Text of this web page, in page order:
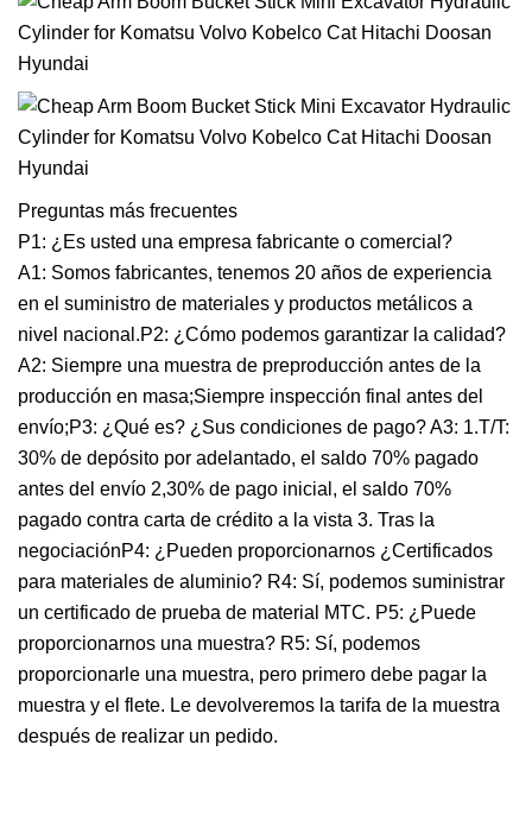
Preguntas más frecuentes
P1: ¿Es usted una empresa fabricante o comercial?
A1: Somos fabricantes, tenemos 20 años de experiencia
en el suministro de materiales y productos metálicos a
nivel nacional.P2: ¿Cómo podemos garantizar la calidad?
A2: Siempre una muestra de preproducción antes de la
producción en masa;Siempre inspección final antes del
envío;P3: ¿Qué es? ¿Sus condiciones de pago? A3: 1.T/T:
30% de depósito por adelantado, el saldo 70% pagado
antes del envío 2,30% de pago inicial, el saldo 70%
pagado contra carta de crédito a la vista 3. Tras la
negociaciónP4: ¿Pueden proporcionarnos ¿Certificados
para materiales de aluminio? R4: Sí, podemos suministrar
un certificado de prueba de material MTC. P5: ¿Puede
proporcionarnos una muestra? R5: Sí, podemos
proporcionarle una muestra, pero primero debe pagar la
muestra y el flete. Le devolveremos la tarifa de la muestra
después de realizar un pedido.